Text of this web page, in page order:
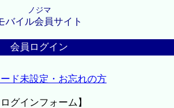
ノジマ
バイル会員サイト
会員ログイン
ド未設定・お忘れの方
ログインフォーム】